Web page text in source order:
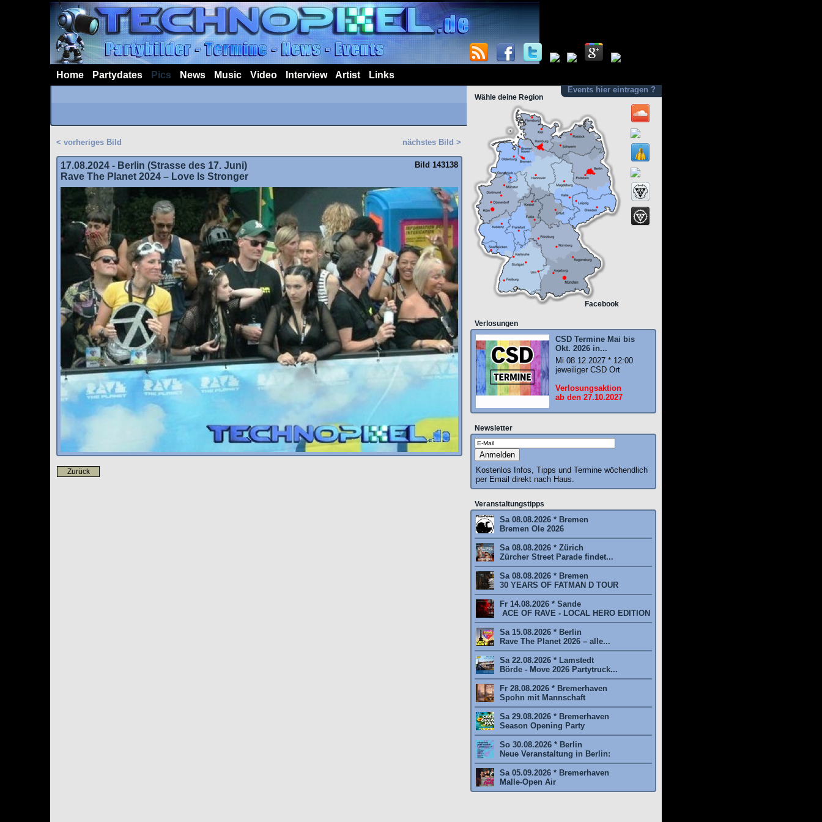
Home Partydates Pics News Music Video Interview Artist Links
Events hier eintragen ?
Wähle deine Region
Facebook
Verlosungen
CSD Termine Mai bis
Okt. 2026 in...
Mi 08.12.2027 * 12:00
jeweiliger CSD Ort
Verlosungsaktion
ab den 27.10.2027
Newsletter
Kostenlos Infos, Tipps und Termine wöchendlich
per Email direkt nach Haus.
Veranstaltungstipps
Sa 08.08.2026 * Bremen
Bremen Ole 2026
Sa 08.08.2026 * Zürich
Zürcher Street Parade findet...
Sa 08.08.2026 * Bremen
30 YEARS OF FATMAN D TOUR
Fr 14.08.2026 * Sande
ACE OF RAVE - LOCAL HERO EDITION
Sa 15.08.2026 * Berlin
Rave The Planet 2026 – alle...
Sa 22.08.2026 * Lamstedt
Börde - Move 2026 Partytruck...
Fr 28.08.2026 * Bremerhaven
Spohn mit Mannschaft
Sa 29.08.2026 * Bremerhaven
Season Opening Party
So 30.08.2026 * Berlin
Neue Veranstaltung in Berlin:
Sa 05.09.2026 * Bremerhaven
Malle-Open Air
nächstes Bild >
< vorheriges Bild
Bild 143138
17.08.2024 - Berlin (Strasse des 17. Juni)
Rave The Planet 2024 – Love Is Stronger